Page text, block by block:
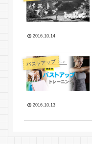
2016.10.14
バストアップ
2016.10.13